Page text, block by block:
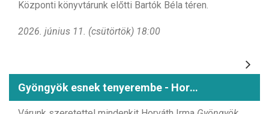
Központi könyvtárunk előtti Bartók Béla téren.
2026. június 11. (csütörtök) 18:00
Gyöngyök esnek tenyerembe - Horváth Irma könyvbemutatója